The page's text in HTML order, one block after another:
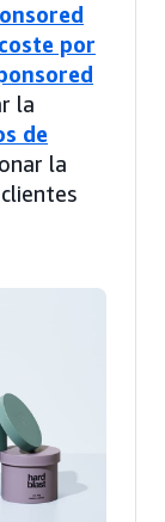
coste por
la
de
la